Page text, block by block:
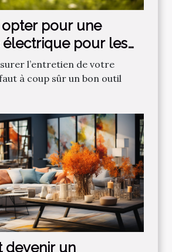
pour une
pour les
l’entretien de votre
à coup sûr un bon outil
devenir un